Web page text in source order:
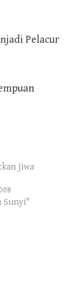
Pelacur
Jiwa
Sunyi"